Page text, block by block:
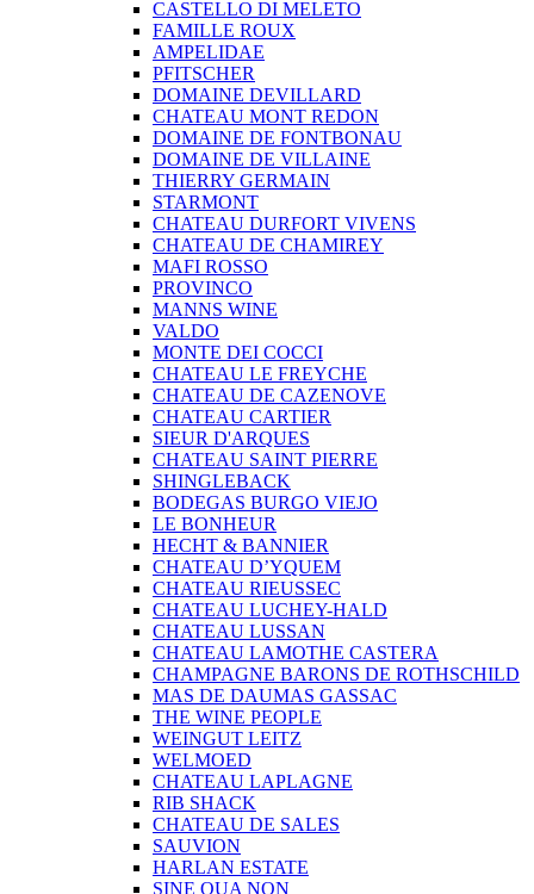
CASTELLO DI MELETO
FAMILLE ROUX
AMPELIDAE
PFITSCHER
DOMAINE DEVILLARD
CHATEAU MONT REDON
DOMAINE DE FONTBONAU
DOMAINE DE VILLAINE
THIERRY GERMAIN
STARMONT
CHATEAU DURFORT VIVENS
CHATEAU DE CHAMIREY
MAFI ROSSO
PROVINCO
MANNS WINE
VALDO
MONTE DEI COCCI
CHATEAU LE FREYCHE
CHATEAU DE CAZENOVE
CHATEAU CARTIER
SIEUR D'ARQUES
CHATEAU SAINT PIERRE
SHINGLEBACK
BODEGAS BURGO VIEJO
LE BONHEUR
HECHT & BANNIER
CHATEAU D’YQUEM
CHATEAU RIEUSSEC
CHATEAU LUCHEY-HALD
CHATEAU LUSSAN
CHATEAU LAMOTHE CASTERA
CHAMPAGNE BARONS DE ROTHSCHILD
MAS DE DAUMAS GASSAC
THE WINE PEOPLE
WEINGUT LEITZ
WELMOED
CHATEAU LAPLAGNE
RIB SHACK
CHATEAU DE SALES
SAUVION
HARLAN ESTATE
SINE QUA NON